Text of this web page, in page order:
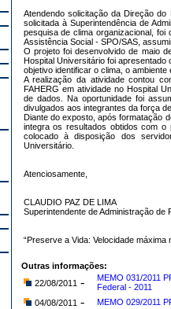
Atendendo solicitação da Direção
solicitada à Superintendência de
pesquisa de clima organizacional,
Assistência Social - SPO/SAS,
O projeto foi desenvolvido de maio
Hospital Universitário foi
objetivo identificar o clima, o
A realização da atividade contou
FAHERG em atividade no Hospital
de dados. Na oportunidade foi
divulgados aos integrantes da força
Diante do exposto, após formatação
integra os resultados obtidos com o
colocado à disposição dos
Universitário.
Atenciosamente,
CLAUDIO PAZ DE LIMA
Superintendente de Administração de
“Preserve a Vida: Velocidade
Outras informações:
22/08/2011 -
MEMO 031/2011
Federal - 2011
04/08/2011 - MEMO 029/2011